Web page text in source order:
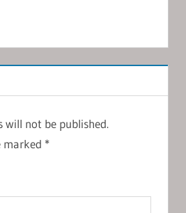
will not be published.
marked *